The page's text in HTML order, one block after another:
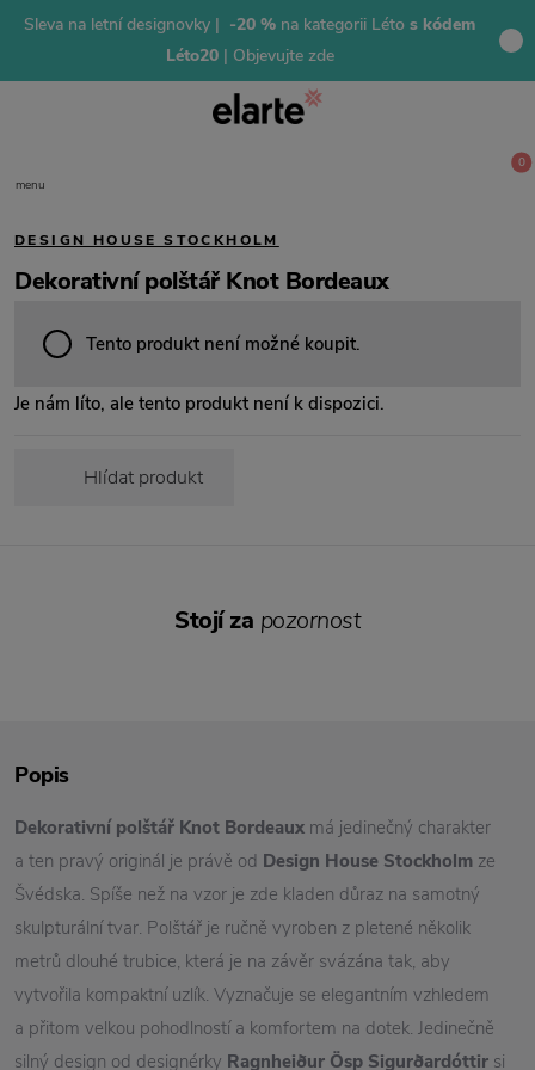
Sleva na letní designovky | -20 % na kategorii Léto s kódem
Léto20 | Objevujte zde
menu
0
DESIGN HOUSE STOCKHOLM
Dekorativní polštář Knot Bordeaux
Tento produkt není možné koupit.
Je nám líto, ale tento produkt není k dispozici.
Hlídat produkt
Popis
Dekorativní polštář Knot Bordeaux má jedinečný charakter
a ten pravý originál je právě od Design House Stockholm ze
Švédska. Spíše než na vzor je zde kladen důraz na samotný
skulpturální tvar. Polštář je ručně vyroben z pletené několik
metrů dlouhé trubice, která je na závěr svázána tak, aby
vytvořila kompaktní uzlík. Vyznačuje se elegantním vzhledem
a přitom velkou pohodlností a komfortem na dotek. Jedinečně
silný design od designérky Ragnheiður Ösp Sigurðardóttir si
Stojí za pozornost